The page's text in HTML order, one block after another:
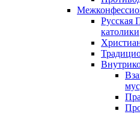
Русская
католики